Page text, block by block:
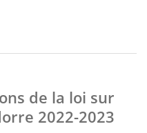
de la loi sur
2022-2023